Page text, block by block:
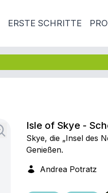
ERSTE SCHRITTE
Isle of Skye -
Skye, die „Insel des
Genießen.
Andrea Potratz